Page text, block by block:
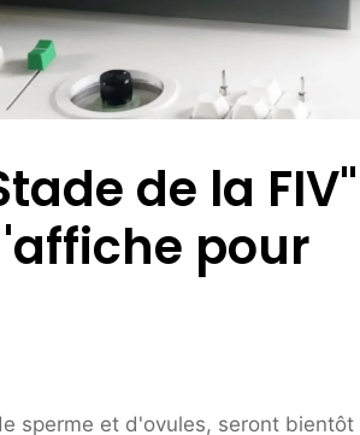
de la FIV"
pour
sperme et d'ovules, seront bientôt